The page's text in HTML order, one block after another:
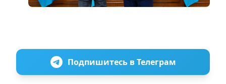
Подпишитесь в Телеграм